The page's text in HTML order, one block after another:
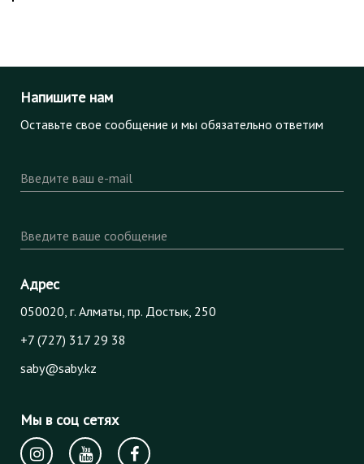
Напишите нам
Оставьте свое сообщение и мы обязательно ответим
Введите ваш e-mail
Введите ваше сообщение
Адрес
050020, г. Алматы, пр. Достык, 250
+7 (727) 317 29 38
saby@saby.kz
Мы в соц сетях